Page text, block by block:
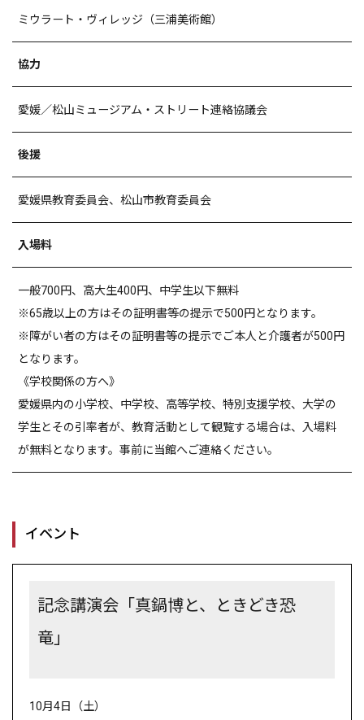
ミウラート・ヴィレッジ（三浦美術館）
協力
愛媛／松山ミュージアム・ストリート連絡協議会
後援
愛媛県教育委員会、松山市教育委員会
入場料
一般700円、高大生400円、中学生以下無料
※65歳以上の方はその証明書等の提示で500円となります。
※障がい者の方はその証明書等の提示でご本人と介護者が500円
となります。
《学校関係の方へ》
愛媛県内の小学校、中学校、高等学校、特別支援学校、大学の
学生とその引率者が、教育活動として観覧する場合は、入場料
が無料となります。事前に当館へご連絡ください。
イベント
記念講演会「真鍋博と、ときどき恐
竜」
10月4日（土）